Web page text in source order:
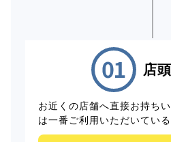
店
お近くの店舗へ直接お持ち
は一番ご利用いただいている